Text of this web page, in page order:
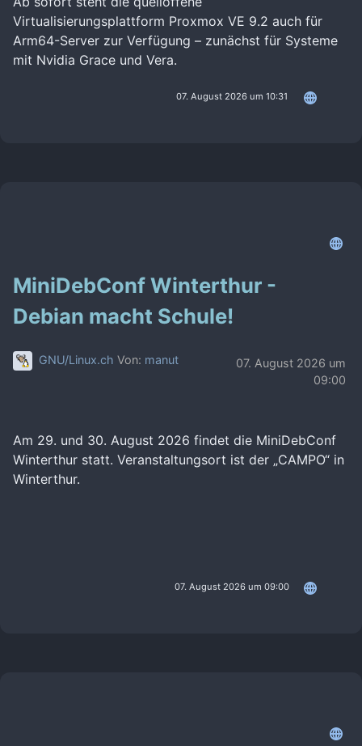
Virtualisierungsplattform Proxmox VE 9.2 auch für
Arm64-Server zur Verfügung – zunächst für Systeme
mit Nvidia Grace und Vera.
07. August 2026 um 10:31
MiniDebConf Winterthur -
Debian macht Schule!
GNU/Linux.ch Von: manut
07. August 2026 um
09:00
Am 29. und 30. August 2026 findet die MiniDebConf
Winterthur statt. Veranstaltungsort ist der „CAMPO“ in
Winterthur.
07. August 2026 um 09:00